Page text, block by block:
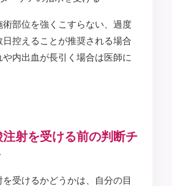
部位を強くこすらない、過度
控えることが推奨される場合
内出血が長引く場合は医師に
注射を受ける前の判断チ
を受けるかどうかは、自分の目